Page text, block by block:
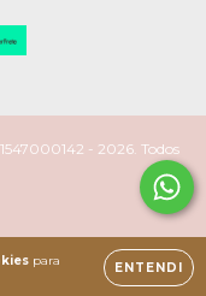
para
ENTENDI
- 2026. Todos